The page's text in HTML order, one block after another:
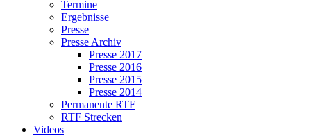
Termine
Ergebnisse
Presse
Presse Archiv
Presse 2017
Presse 2016
Presse 2015
Presse 2014
Permanente RTF
RTF Strecken
Videos